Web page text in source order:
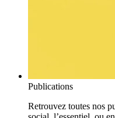
Publications
Retrouvez toutes nos